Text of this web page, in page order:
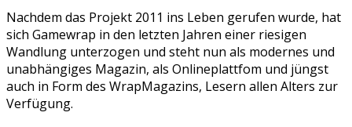
Nachdem das Projekt 2011 ins Leben gerufen wurde, hat
sich Gamewrap in den letzten Jahren einer riesigen
Wandlung unterzogen und steht nun als modernes und
unabhängiges Magazin, als Onlineplattfom und jüngst
auch in Form des WrapMagazins, Lesern allen Alters zur
Verfügung.